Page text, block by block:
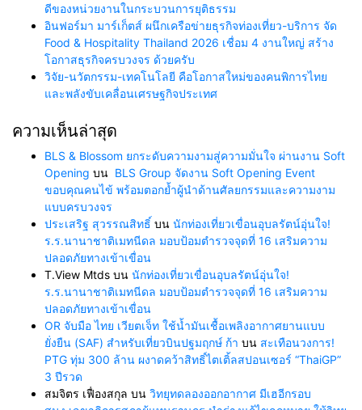
ดีของหน่วยงานในกระบวนการยุติธรรม
อินฟอร์มา มาร์เก็ตส์ ผนึกเครือข่ายธุรกิจท่องเที่ยว-บริการ จัด
Food & Hospitality Thailand 2026 เชื่อม 4 งานใหญ่ สร้าง
โอกาสธุรกิจครบวงจร ด้วยครับ
วิจัย-นวัตกรรม-เทคโนโลยี คือโอกาสใหม่ของคนพิการไทย
และพลังขับเคลื่อนเศรษฐกิจประเทศ
ความเห็นล่าสุด
BLS & Blossom ยกระดับความงามสู่ความมั่นใจ ผ่านงาน Soft
Opening บน BLS Group จัดงาน Soft Opening Event
ขอบคุณคนไข้ พร้อมตอกย้ำผู้นำด้านศัลยกรรมและความงาม
แบบครบวงจร
ประเสริฐ สุวรรณสิทธิ์ บน นักท่องเที่ยวเขื่อนอุบลรัตน์อุ่นใจ!
ร.ร.นานาชาติเมทนีดล มอบป้อมตำรวจจุดที่ 16 เสริมความ
ปลอดภัยทางเข้าเขื่อน
T.View Mtds บน นักท่องเที่ยวเขื่อนอุบลรัตน์อุ่นใจ!
ร.ร.นานาชาติเมทนีดล มอบป้อมตำรวจจุดที่ 16 เสริมความ
ปลอดภัยทางเข้าเขื่อน
OR จับมือ ไทย เวียตเจ็ท ใช้น้ำมันเชื้อเพลิงอากาศยานแบบ
ยั่งยืน (SAF) สำหรับเที่ยวบินปฐมฤกษ์ ก้า บน สะเทือนวงการ!
PTG ทุ่ม 300 ล้าน ผงาดคว้าสิทธิ์ไตเติ้ลสปอนเซอร์ “ThaiGP”
3 ปีรวด
สมจิตร เฟื่องสกุล บน วิทยุทดลองออกอากาศ มีเฮอีกรอบ